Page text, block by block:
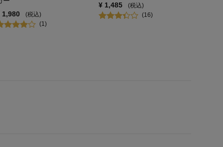
1,980
(税込)
(1)
¥ 1,485
(税込)
(16)